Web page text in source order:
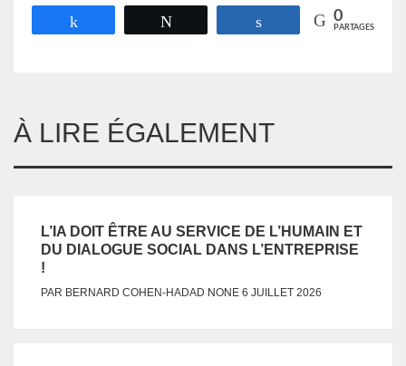
Partagez 0
PARTAGES
À LIRE ÉGALEMENT
L’IA DOIT ÊTRE AU SERVICE DE L’HUMAIN ET
DU DIALOGUE SOCIAL DANS L’ENTREPRISE
!
PAR BERNARD COHEN-HADAD NONE 6 JUILLET 2026